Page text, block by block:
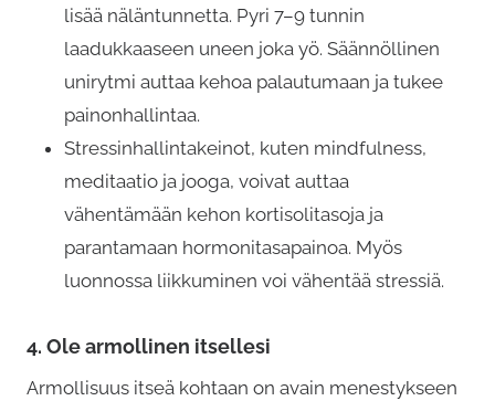
V
o
i
t
e
h
d
ä
lisää näläntunnetta. Pyri 7–9 tunnin
laadukkaaseen uneen joka yö. Säännöllinen
unirytmi auttaa kehoa palautumaan ja tukee
painonhallintaa.
Stressinhallintakeinot, kuten mindfulness,
meditaatio ja jooga, voivat auttaa
vähentämään kehon kortisolitasoja ja
parantamaan hormonitasapainoa. Myös
luonnossa liikkuminen voi vähentää stressiä.
4. Ole armollinen itsellesi
Armollisuus itseä kohtaan on avain menestykseen